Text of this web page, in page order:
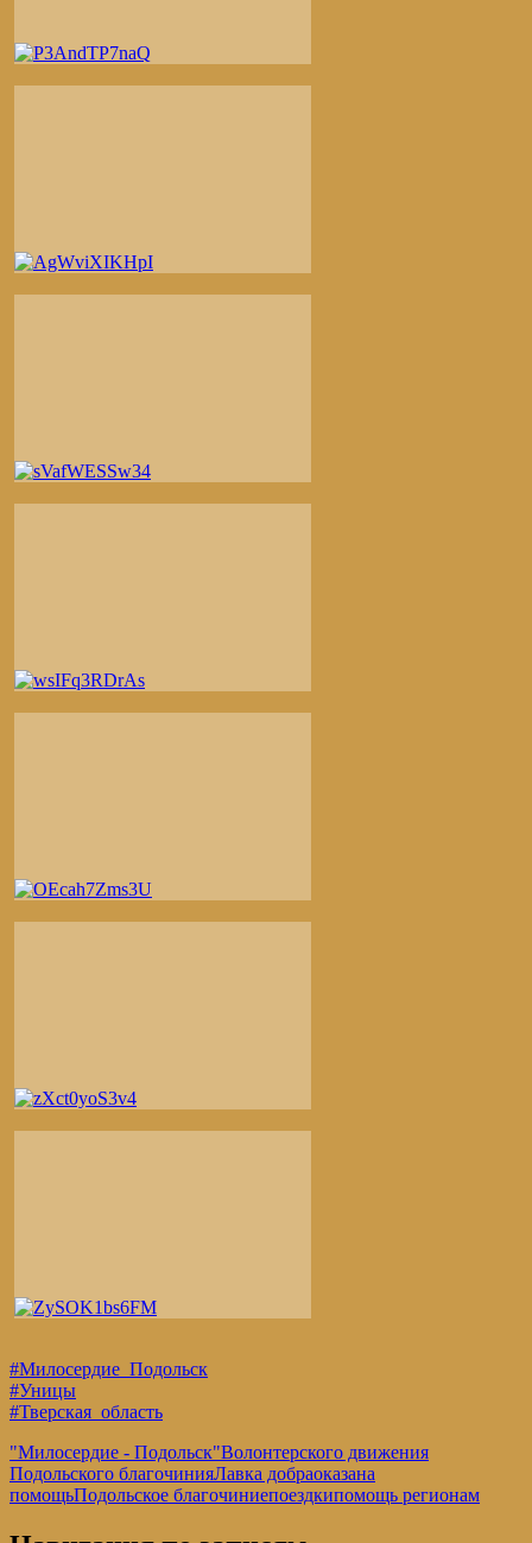
#Милосердие_Подольск
#Уницы
#Тверская_область
"Милосердие - Подольск"Волонтерского движения
Подольского благочинияЛавка добраоказана
помощьПодольское благочиниепоездкипомощь регионам